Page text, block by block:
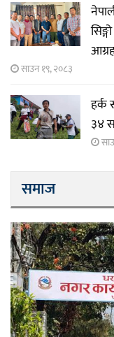
साउन १९, २०८३
हर्क
३४
समाज